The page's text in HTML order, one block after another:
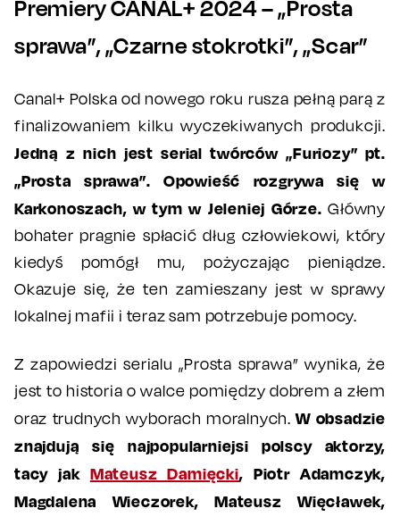
Premiery CANAL+ 2024 – „Prosta
sprawa”, „Czarne stokrotki”, „Scar”
Canal+ Polska od nowego roku rusza pełną parą z
finalizowaniem kilku wyczekiwanych produkcji.
Jedną z nich jest serial twórców „Furiozy” pt.
„Prosta sprawa”. Opowieść rozgrywa się w
Karkonoszach, w tym w Jeleniej Górze. Główny
bohater pragnie spłacić dług człowiekowi, który
kiedyś pomógł mu, pożyczając pieniądze.
Okazuje się, że ten zamieszany jest w sprawy
lokalnej mafii i teraz sam potrzebuje pomocy.
Z zapowiedzi serialu „Prosta sprawa” wynika, że
jest to historia o walce pomiędzy dobrem a złem
oraz trudnych wyborach moralnych.W obsadzie
znajdują się najpopularniejsi polscy aktorzy,
tacy jak Mateusz Damięcki, Piotr Adamczyk,
Magdalena Wieczorek, Mateusz Więcławek,